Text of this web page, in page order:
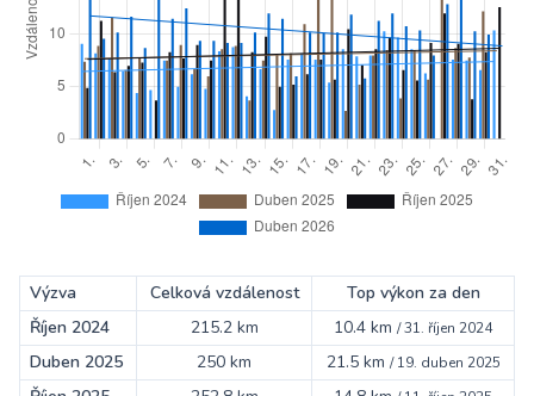
Výzva Celková vzdálenost
Top výkon za den
Říjen 2024
215.2 km 10.4 km /31. říjen 2024
Duben 2025 250 km 21.5 km /19. duben 2025